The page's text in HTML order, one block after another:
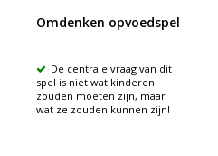
Omdenken opvoedspel
De centrale vraag van dit
spel is niet wat kinderen
zouden moeten zijn, maar
wat ze zouden kunnen zijn!